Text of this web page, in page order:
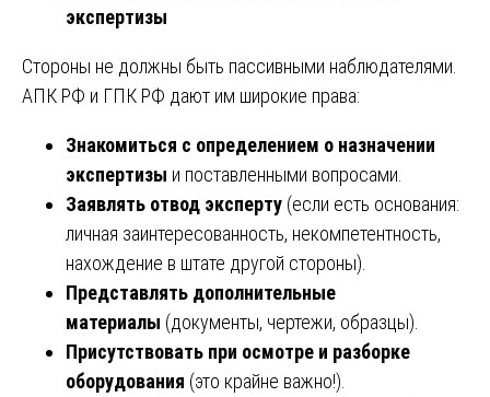
экспертизы
Стороны не должны быть пассивными наблюдателями.
АПК РФ и ГПК РФ дают им широкие права:
Знакомиться с определением о назначении
экспертизы и поставленными вопросами.
Заявлять отвод эксперту (если есть основания:
личная заинтересованность, некомпетентность,
нахождение в штате другой стороны).
Представлять дополнительные
материалы (документы, чертежи, образцы).
Присутствовать при осмотре и разборке
оборудования (это крайне важно!).